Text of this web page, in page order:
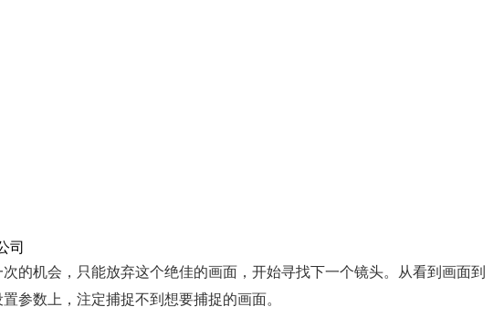
司
的机会，只能放弃这个绝佳的画面，开始寻找下一个镜头。从看到画面到
参数上，注定捕捉不到想要捕捉的画面。